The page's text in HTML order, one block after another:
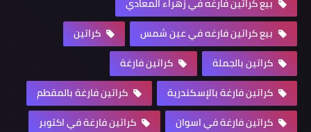
بيع كراتين فارغه في عين شمس
كراتين
كراتين بالجملة
كراتين فارغة
كراتين فارغة بالإسكندرية
كراتين فارغة بالمقطم
كراتين فارغة في اسوان
كراتين فارغة في اكتوبر